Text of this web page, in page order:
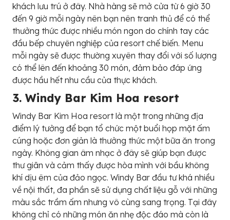
khách lưu trú ở đây. Nhà hàng sẽ mở cửa từ 6 giờ 30
đến 9 giờ mỗi ngày nên bạn nên tranh thủ để có thể
thưởng thức được nhiều món ngon do chính tay các
đầu bếp chuyên nghiệp của resort chế biến. Menu
mỗi ngày sẽ được thường xuyên thay đổi với số lượng
có thể lên đến khoảng 30 món, đảm bảo đáp ứng
được hầu hết nhu cầu của thực khách.
3. Windy Bar Kim Hoa resort
Windy Bar Kim Hoa resort là một trong những địa
điểm lý tưởng để bạn tổ chức một buổi họp mặt ấm
cúng hoặc đơn giản là thưởng thức một bữa ăn trong
ngày. Không gian âm nhạc ở đây sẽ giúp bạn được
thư giãn và cảm thấy được hòa mình với bầu không
khí dịu êm của đảo ngọc. Windy Bar đầu tư khá nhiều
về nội thất, đa phần sẽ sử dụng chất liệu gỗ với những
màu sắc trầm ấm nhưng vô cùng sang trọng. Tại đây
không chỉ có những món ăn nhẹ độc đáo mà còn là